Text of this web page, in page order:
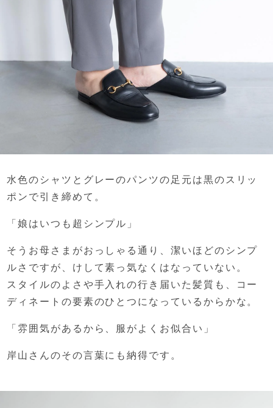
水色のシャツとグレーのパンツの足元は黒のスリッ
ポンで引き締めて。
「娘はいつも超シンプル」
そうお母さまがおっしゃる通り、潔いほどのシンプ
ルさですが、 けして素っ気なくはなっていない。
スタイルのよさや手入れの行き届いた髪質も、
コー
ディネートの要素のひとつになっているからかな。
「雰囲気があるから、服がよくお似合い」
岸山さんのその言葉にも納得です。